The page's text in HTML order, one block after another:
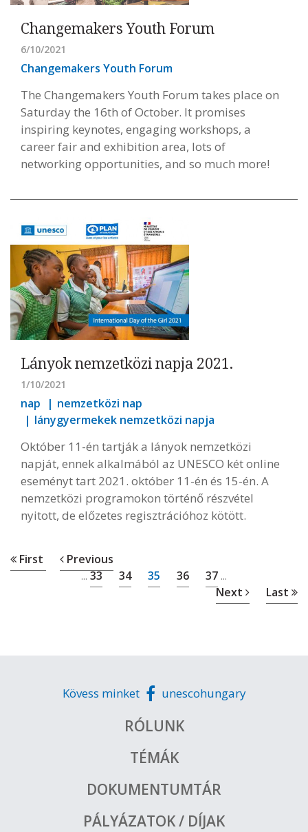
Changemakers Youth Forum
6/10/2021
Changemakers Youth Forum
The Changemakers Youth Forum takes place on
Saturday the 16th of October. It promises
inspiring keynotes, engaging workshops, a
career fair and exhibition area, lots of
networking opportunities, and so much more!
Lányok nemzetközi napja 2021.
1/10/2021
nap
nemzetközi nap
lánygyermekek nemzetközi napja
Október 11-én tartják a lányok nemzetközi
napját, ennek alkalmából az UNESCO két online
eseményt tart 2021. október 11-én és 15-én. A
nemzetközi programokon történő részvétel
nyitott, de előzetes regisztrációhoz kötött.
First Previous
... 33 34 35 36 37 ...
Next Last
Kövess minket unescohungary
RÓLUNK
TÉMÁK
DOKUMENTUMTÁR
PÁLYÁZATOK / DÍJAK